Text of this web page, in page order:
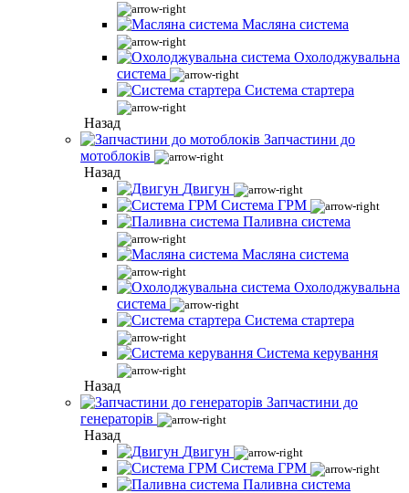
Масляна система
Охолоджувальна
система
Система стартера
Назад
Запчастини до
мотоблоків
Назад
Двигун
Система ГРМ
Паливна система
Масляна система
Охолоджувальна
система
Система стартера
Система керування
Назад
Запчастини до
генераторів
Назад
Двигун
Система ГРМ
Паливна система